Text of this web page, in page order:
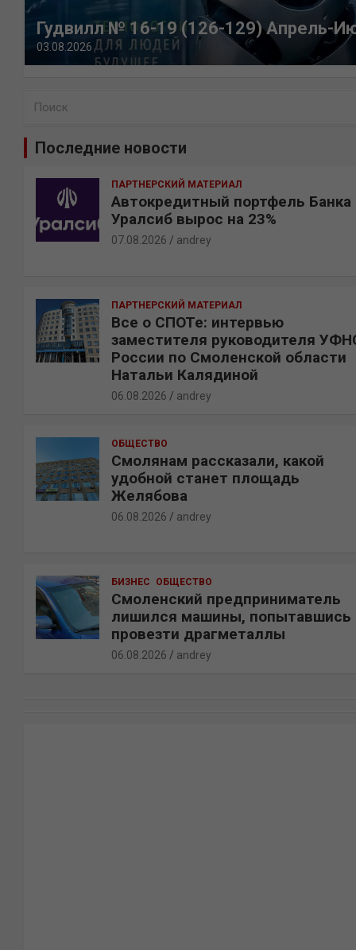
Гудвилл № 16-19 (126-129) Апрель-
03.08.2026
Последние новости
ПАРТНЕРСКИЙ МАТЕРИАЛ
Автокредитный портфель Банка
Уралсиб вырос на 23%
07.08.2026 andrey
ПАРТНЕРСКИЙ МАТЕРИАЛ
Все о СПОТе: интервью
заместителя руководителя
России по Смоленской области
Натальи Калядиной
06.08.2026 andrey
ОБЩЕСТВО
Смолянам рассказали, какой
удобной станет площадь
Желябова
06.08.2026 andrey
БИЗНЕС ОБЩЕСТВО
Смоленский предприниматель
лишился машины, попытавшись
провезти драгметаллы
06.08.2026 andrey